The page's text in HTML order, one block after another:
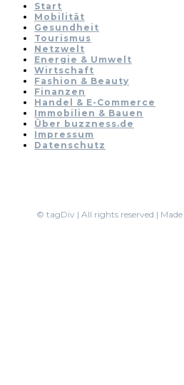
Start
Mobilität
Gesundheit
Tourismus
Netzwelt
Energie & Umwelt
Wirtschaft
Fashion & Beauty
Finanzen
Handel & E-Commerce
Immobilien & Bauen
Über buzzness.de
Impressum
Datenschutz
© tagDiv | All rights reserved |